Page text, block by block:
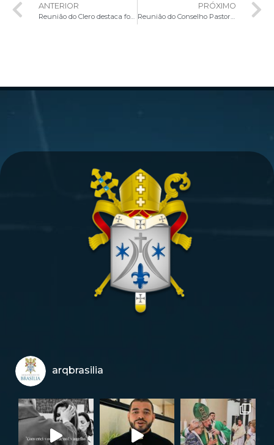
ANTERIOR
Reunião do Clero destaca formação sobre o Sínodo, novidades na Rádio Nova Aliança e a programação para o Ano Jubilar da Arquidiocese
PRÓXIMO
arqbrasilia